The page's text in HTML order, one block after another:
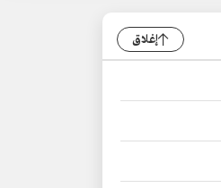
إغلاق